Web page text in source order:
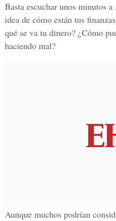
Basta escuchar unos minutos
idea de cómo están tus
qué se va tu dinero? ¿Cómo
haciendo mal?
Aunque muchos podrían